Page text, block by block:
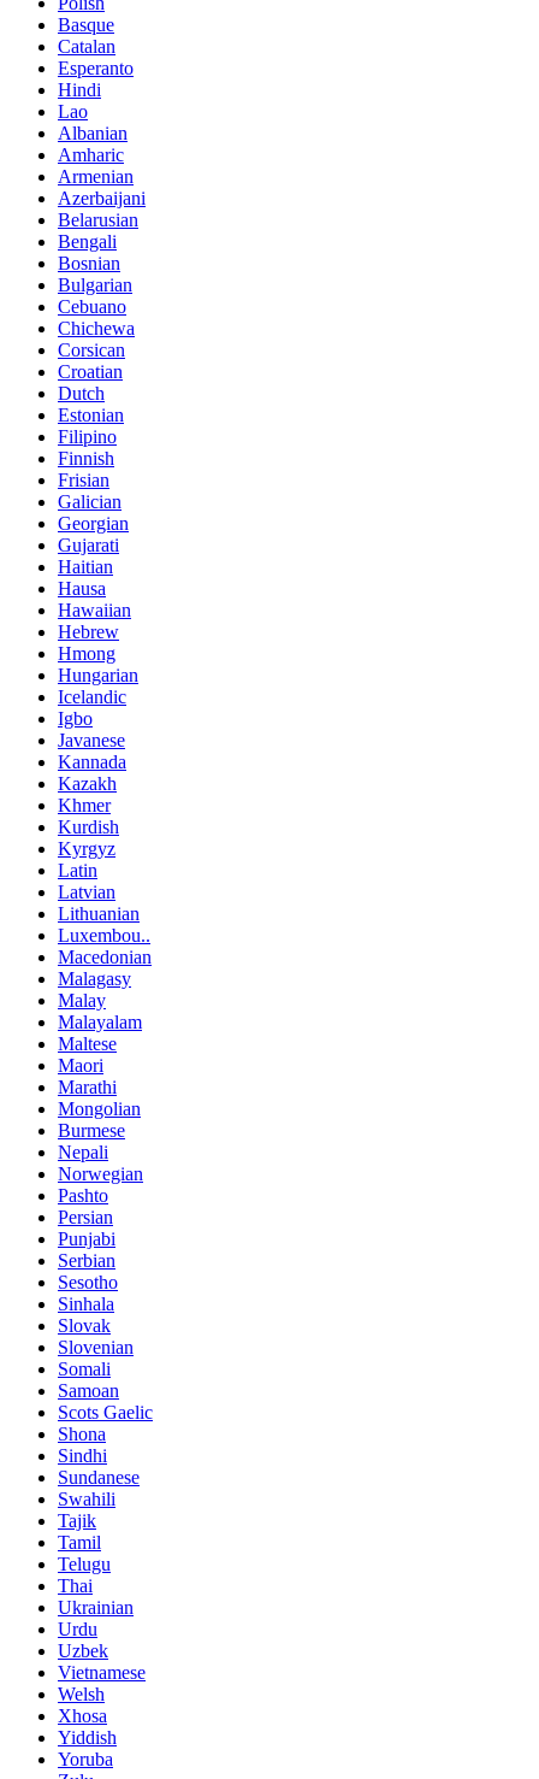
Basque
Catalan
Esperanto
Hindi
Lao
Albanian
Amharic
Armenian
Azerbaijani
Belarusian
Bengali
Bosnian
Bulgarian
Cebuano
Chichewa
Corsican
Croatian
Dutch
Estonian
Filipino
Finnish
Frisian
Galician
Georgian
Gujarati
Haitian
Hausa
Hawaiian
Hebrew
Hmong
Hungarian
Icelandic
Igbo
Javanese
Kannada
Kazakh
Khmer
Kurdish
Kyrgyz
Latin
Latvian
Lithuanian
Luxembou..
Macedonian
Malagasy
Malay
Malayalam
Maltese
Maori
Marathi
Mongolian
Burmese
Nepali
Norwegian
Pashto
Persian
Punjabi
Serbian
Sesotho
Sinhala
Slovak
Slovenian
Somali
Samoan
Scots Gaelic
Shona
Sindhi
Sundanese
Swahili
Tajik
Tamil
Telugu
Thai
Ukrainian
Urdu
Uzbek
Vietnamese
Welsh
Xhosa
Yiddish
Yoruba